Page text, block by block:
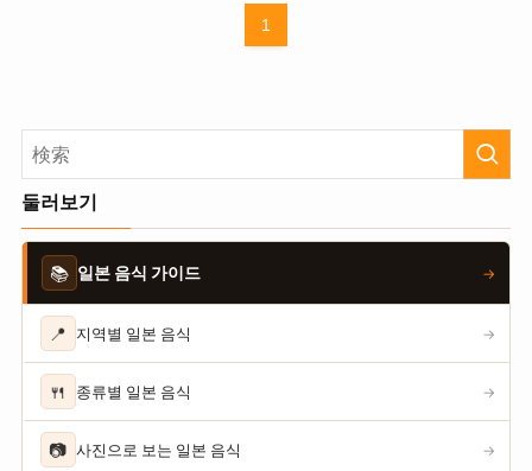
1
둘러보기
📚 일본 음식 가이드 →
📍 지역별 일본 음식 →
🍴 종류별 일본 음식 →
📷 사진으로 보는 일본 음식 →